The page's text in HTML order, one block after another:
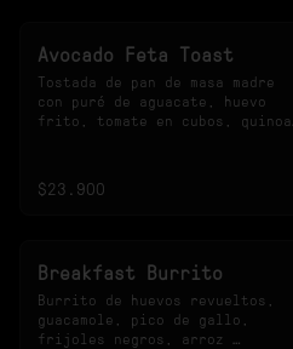
Avocado Feta Toast
Tostada de pan de masa madre
con puré de aguacate, huevo
frito, tomate en cubos, quinoa
$23.900
Breakfast Burrito
Burrito de huevos revueltos,
guacamole, pico de gallo,
frijoles negros, arroz